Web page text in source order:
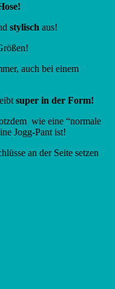
stylisch aus!
auch bei einem
super in der Form!
wie eine “normale
Jogg-Pant ist!
an der Seite setzen